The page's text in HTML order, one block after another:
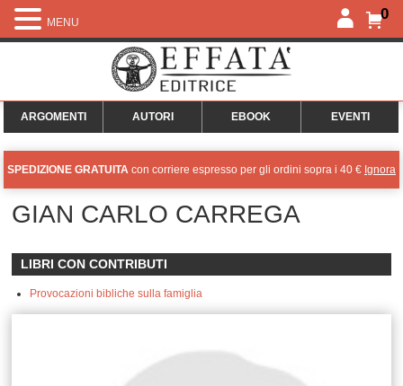
0
ARGOMENTI AUTORI EBOOK EVENTI
SPEDIZIONE GRATUITA con corriere espresso per gli ordini sopra i 40 € Ignora
GIAN CARLO CARREGA
LIBRI CON CONTRIBUTI
Provocazioni bibliche sulla famiglia
MENU